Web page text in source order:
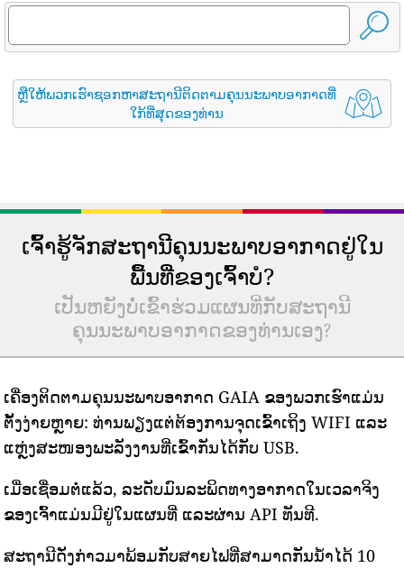
ຫຼືໃຫ້ພວກເຮົາຊອກຫາສະຖານີຕິດຕາມຄຸນນະພາບອາກາດທີ່
ໃກ້ທີ່ສຸດຂອງທ່ານ
ເຈົ້າຮູ້ຈັກສະຖານີຄຸນນະພາບອາກາດຢູ່ໃນ
ພື້ນທີ່ຂອງເຈົ້າບໍ?
ເປັນຫຍັງບໍ່ເຂົ້າຮ່ວມແຜນທີ່ກັບສະຖານີ
ຄຸນນະພາບອາກາດຂອງທ່ານເອງ?
ເຄື່ອງຕິດຕາມຄຸນນະພາບອາກາດ GAIA ຂອງພວກເຮົາແມ່ນ
ຕັ້ງງ່າຍຫຼາຍ: ທ່ານພຽງແຕ່ຕ້ອງການຈຸດເຂົ້າເຖິງ WIFI ແລະ
ແຫຼ່ງສະໜອງພະລັງງານທີ່ເຂົ້າກັນໄດ້ກັບ USB.
ເມື່ອເຊື່ອມຕໍ່ແລ້ວ, ລະດັບມົນລະພິດທາງອາກາດໃນເວລາຈິງ
ຂອງເຈົ້າແມ່ນມີຢູ່ໃນແຜນທີ່ ແລະຜ່ານ API ທັນທີ.
ສະຖານີດັ່ງກ່າວມາພ້ອມກັບສາຍໄຟທີ່ສາມາດກັນນ້ໍາໄດ້ 10